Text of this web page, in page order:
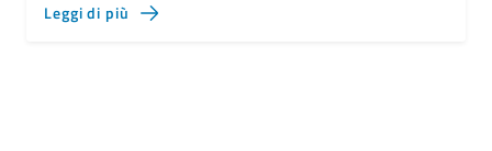
Leggi di più